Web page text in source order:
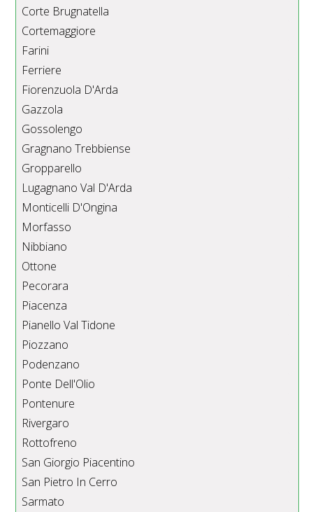
Corte Brugnatella
Cortemaggiore
Farini
Ferriere
Fiorenzuola D'Arda
Gazzola
Gossolengo
Gragnano Trebbiense
Gropparello
Lugagnano Val D'Arda
Monticelli D'Ongina
Morfasso
Nibbiano
Ottone
Pecorara
Piacenza
Pianello Val Tidone
Piozzano
Podenzano
Ponte Dell'Olio
Pontenure
Rivergaro
Rottofreno
San Giorgio Piacentino
San Pietro In Cerro
Sarmato